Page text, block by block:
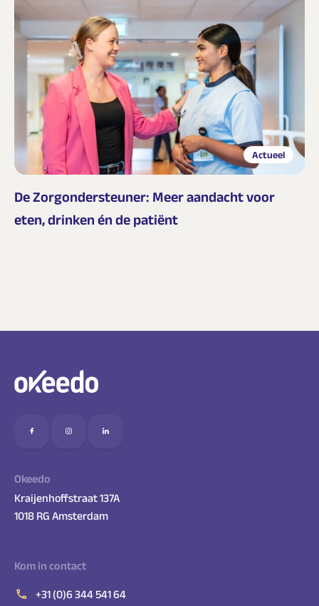
Actueel
De Zorgondersteuner: Meer aandacht voor
eten, drinken én de patiënt
Okeedo
Kraijenhoffstraat 137A
1018 RG Amsterdam
Kom in contact
+31 (0)6 344 541 64